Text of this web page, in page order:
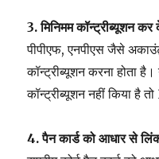
3. मिनिमम कॉन्ट्रीब्यूशन कर
पीपीएफ, एनपीएस जैसे
कॉन्ट्रीब्यूशन करना होता
कॉन्ट्रीब्यूशन नहीं किया है
4. पैन कार्ड को आधार से